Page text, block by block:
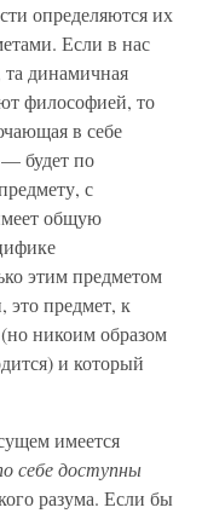
определяются их
Если в нас
та динамичная
философией, то
в себе
будет по
с
общую
этим предметом
это предмет, к
никоим образом
и который
имеется
себе доступны
разума. Если бы